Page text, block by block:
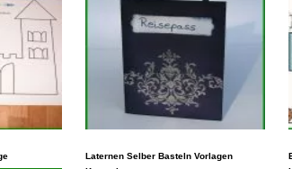
zu
Ihnen unbewohnt, Vorlagen zu
Laternen Selber Basteln Vorlagen